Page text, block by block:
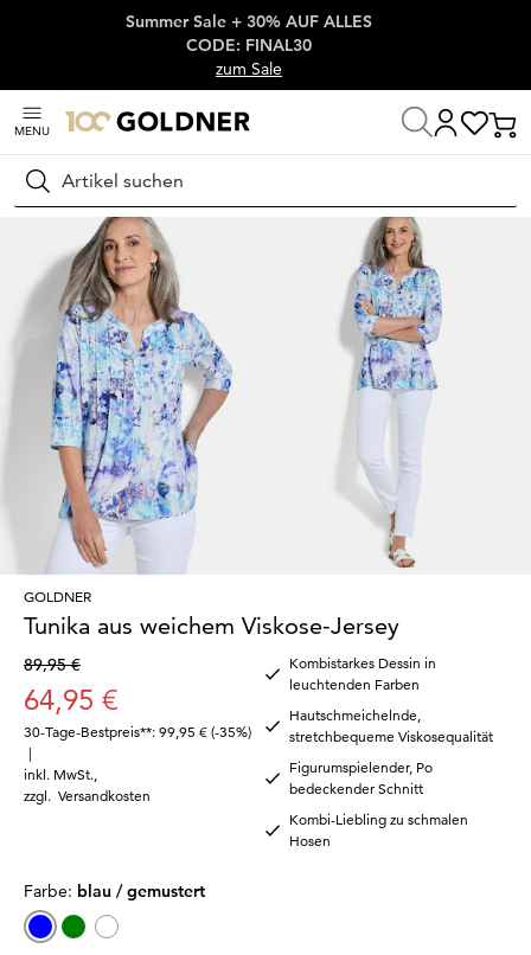
Überspringe Navigation, direkt zum Content
Summer Sale + 30% AUF ALLES
CODE: FINAL30
zum Sale
MENU
Suchen
Startseite Damenmode
GOLDNER
Tunika aus weichem Viskose-Jersey
89,95 €
64,95 €
30-Tage-Bestpreis**: 99,95 € (-35%)
|
inkl. MwSt.
zzgl. Versandkosten
Kombistarkes Dessin in
leuchtenden Farben
Hautschmeichelnde,
stretchbequeme Viskosequalität
Figurumspielender, Po
bedeckender Schnitt
Kombi-Liebling zu schmalen
Hosen
Farbe: blau / gemustert